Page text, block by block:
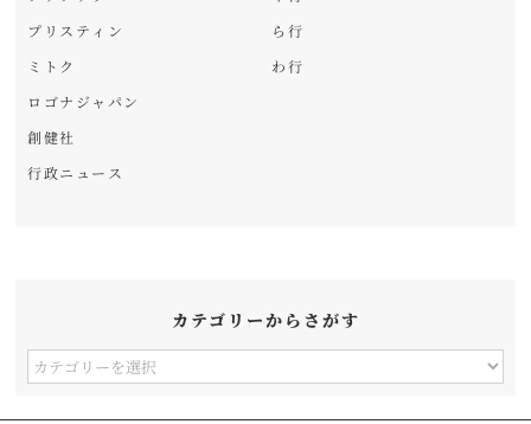
プリスティン
ミトク
ロゴナジャパン
創健社
行政ニュース
ら行
わ行
カテゴリーからさがす
カ